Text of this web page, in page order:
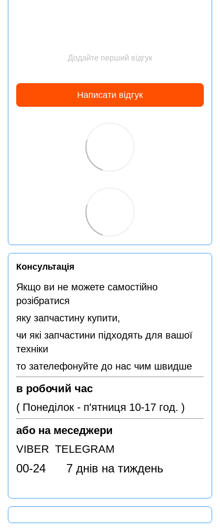
Додайте перший відгук
Написати відгук
Консультація
Якщо ви не можете самостійно
розібратися
яку запчастину купити,
чи які запчастини підходять для вашої
техніки
то зателефонуйте до нас чим швидше
в робочий час
( Понеділок - п'ятниця 10-17 год. )
або на меседжери
VIBER TELEGRAM
00-24 7 днів на тиждень